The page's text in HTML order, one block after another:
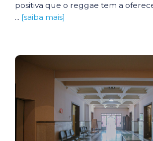
positiva que o reggae tem a
... [saiba mais]